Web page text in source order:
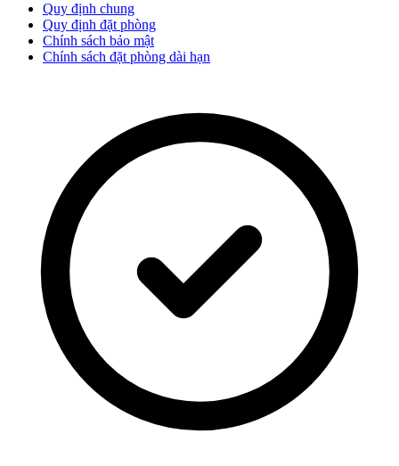
Quy định chung
Quy định đặt phòng
Chính sách bảo mật
Chính sách đặt phòng dài hạn